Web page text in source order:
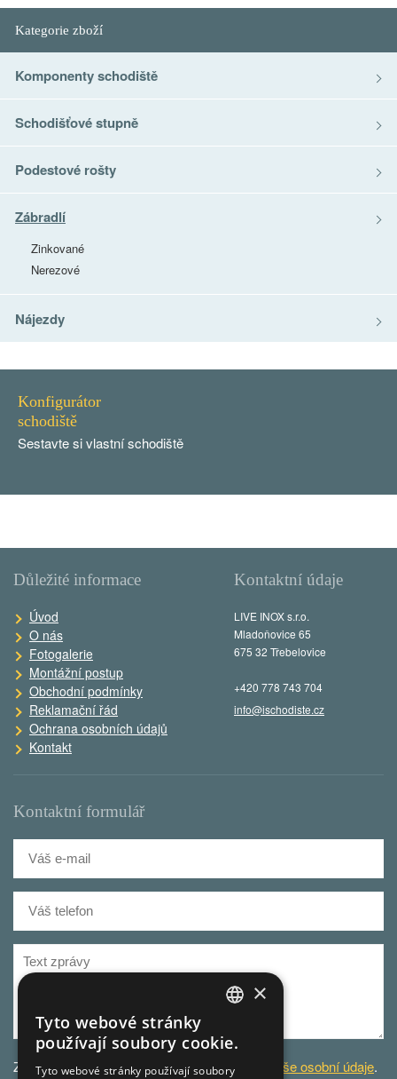
Kategorie zboží
Komponenty schodiště
Schodišťové stupně
Podestové rošty
Zábradlí
Zinkované
Nerezové
Nájezdy
Konfigurátor
schodiště
Sestavte si vlastní schodiště
Důležité informace
Úvod
O nás
Fotogalerie
Montážní postup
Obchodní podmínky
Reklamační řád
Ochrana osobních údajů
Kontakt
Kontaktní formulář
Za účelem odbavení dotazuzpracováváme Vaše osobní údaje.
Kontaktní údaje
LIVE INOX s.r.o.
Mladoňovice 65
675 32 Třebelovice
+420 778 743 704
info@ischodiste.cz
×
Tyto webové stránky
používají soubory cookie.
Tyto webové stránky používají soubory